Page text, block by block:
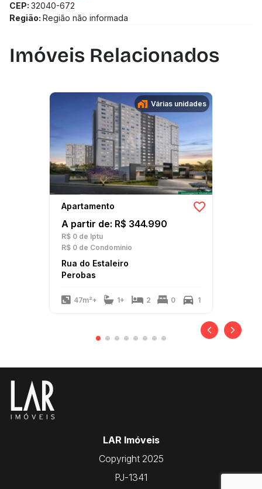
CEP: 32040-672
Região: Região não informada
Imóveis Relacionados
Várias unidades
Apartamento
A partir de: R$ 344.990
R$ 0 de Iptu
R$ 0 de Condomínio
Rua do Estaleiro
Perobas
47m²+ 1+ 2 0 1
LAR Imóveis
Copyright 2025
PJ-1341